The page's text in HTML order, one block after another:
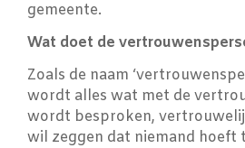
gemeente.
Wat doet de
Zoals de naam
wordt alles wat met de
wordt besproken,
wil zeggen dat niemand hoeft